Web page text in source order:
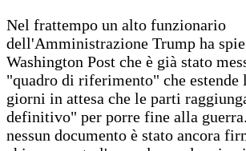
Nel frattempo un alto funzionario
dell'Amministrazione Trump ha
Washington Post che è già stato
"quadro di riferimento" che estende
giorni in attesa che le parti
definitivo" per porre fine alla
nessun documento è stato ancora